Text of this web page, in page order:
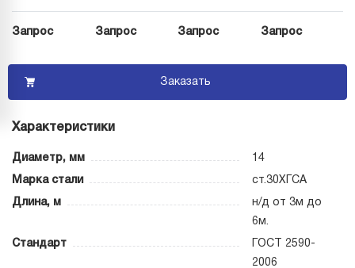
Запрос Запрос Запрос Запрос
Заказать
Характеристики
Диаметр, мм 14
Марка стали ст.30ХГСА
Длина, м
н/д от 3м до
6м.
Стандарт
ГОСТ 2590-
2006